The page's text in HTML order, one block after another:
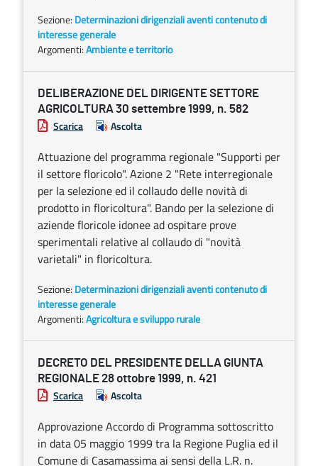
Sezione: Determinazioni dirigenziali aventi contenuto di
interesse generale
Argomenti:Ambiente e territorio
DELIBERAZIONE DEL DIRIGENTE SETTORE
AGRICOLTURA 30 settembre 1999, n. 582
Scarica Ascolta
Attuazione del programma regionale "Supporti per
il settore floricolo". Azione 2 "Rete interregionale
per la selezione ed il collaudo delle novità di
prodotto in floricoltura". Bando per la selezione di
aziende floricole idonee ad ospitare prove
sperimentali relative al collaudo di "novità
varietali" in floricoltura.
Sezione: Determinazioni dirigenziali aventi contenuto di
interesse generale
Argomenti:Agricoltura e sviluppo rurale
DECRETO DEL PRESIDENTE DELLA GIUNTA
REGIONALE 28 ottobre 1999, n. 421
Scarica Ascolta
Approvazione Accordo di Programma sottoscritto
in data 05 maggio 1999 tra la Regione Puglia ed il
Comune di Casamassima ai sensi della L.R. n.